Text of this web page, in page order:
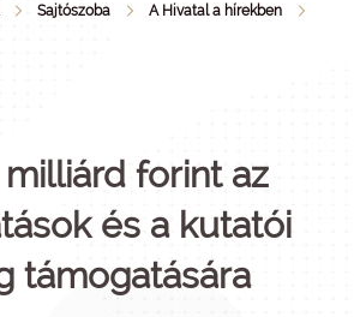
Sajtószoba
A Hivatal a hírekben
milliárd forint az
és a kutatói
támogatására